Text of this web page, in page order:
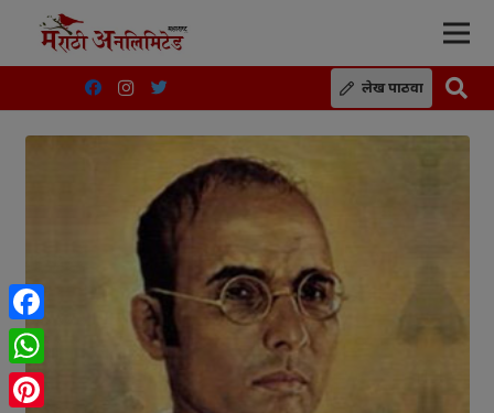
लेख पाठवा
Facebook
WhatsApp